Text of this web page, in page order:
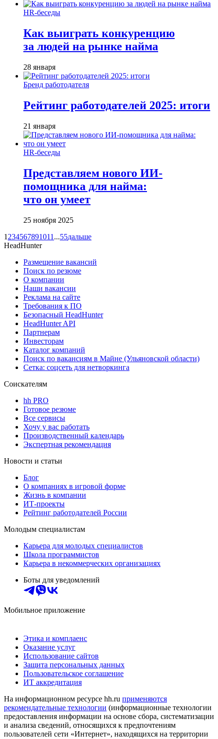
HR-беседы
Как выиграть конкуренцию
за людей на рынке найма
28 января
Бренд работодателя
Рейтинг работодателей 2025: итоги
21 января
HR-беседы
Представляем нового ИИ-
помощника для найма:
что он умеет
25 ноября 2025
1 234567891011 ...55дальше
HeadHunter
Размещение вакансий
Поиск по резюме
О компании
Наши вакансии
Реклама на сайте
Требования к ПО
Безопасный HeadHunter
HeadHunter API
Партнерам
Инвесторам
Каталог компаний
Поиск по вакансиям в Майне (Ульяновской области)
Сетка: соцсеть для нетворкинга
Соискателям
hh PRO
Готовое резюме
Все сервисы
Хочу у вас работать
Производственный календарь
Экспертная рекомендация
Новости и статьи
Блог
О компаниях в игровой форме
Жизнь в компании
ИТ-проекты
Рейтинг работодателей России
Молодым специалистам
Карьера для молодых специалистов
Школа программистов
Карьера в некоммерческих организациях
Боты для уведомлений
Мобильное приложение
Этика и комплаенс
Оказание услуг
Использование сайтов
Защита персональных данных
Пользовательское соглашение
ИТ аккредитация
На информационном ресурсе hh.ru применяются
рекомендательные технологии (информационные технологии
предоставления информации на основе сбора, систематизации
и анализа сведений, относящихся к предпочтениям
пользователей сети «Интернет», находящихся на территории